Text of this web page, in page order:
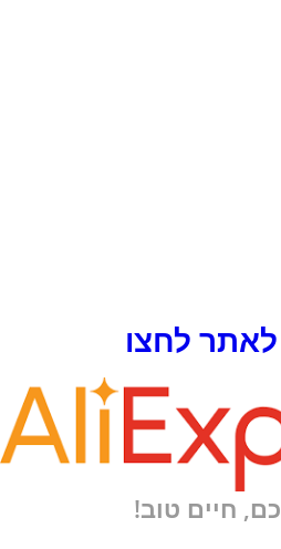
לחצו
חיים טוב!